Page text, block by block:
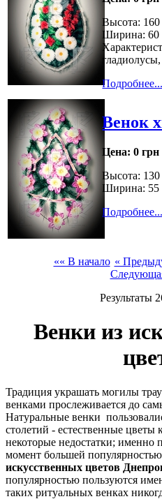
Высота:
Ширина: 60
Подробнее...
Венок
Цена: 0 грн
Высота:
Ширина: 55
Подробнее...
«« В начало «
Результаты
Венки из
Традиция украшать могилы
венками прослеживается до
Натуральные венки
столетий - естественные
некоторые недостатки; именно
момент большей популярностью
искусственных цветов
популярностью пользуются
таких ритуальных венках